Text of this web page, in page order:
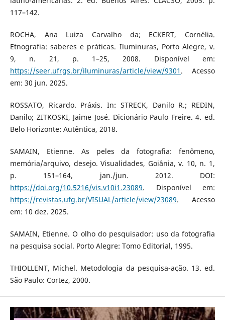
117–142.
ROCHA, Ana Luiza Carvalho da; ECKERT, Cornélia.
Etnografia: saberes e práticas. Iluminuras, Porto Alegre, v.
9, n. 21, p. 1–25, 2008. Disponível em:
https://seer.ufrgs.br/iluminuras/article/view/9301 . Acesso
em: 30 jun. 2025.
ROSSATO, Ricardo. Práxis. In: STRECK, Danilo R.; REDIN,
Danilo; ZITKOSKI, Jaime José. Dicionário Paulo Freire. 4. ed.
Belo Horizonte: Autêntica, 2018.
SAMAIN, Etienne. As peles da fotografia: fenômeno,
memória/arquivo, desejo. Visualidades, Goiânia, v. 10, n. 1,
p. 151–164, jan./jun. 2012. DOI:
https://doi.org/10.5216/vis.v10i1.23089. Disponível em:
https://revistas.ufg.br/VISUAL/article/view/23089. Acesso
em: 10 dez. 2025.
SAMAIN, Etienne. O olho do pesquisador: uso da fotografia
na pesquisa social. Porto Alegre: Tomo Editorial, 1995.
THIOLLENT, Michel. Metodologia da pesquisa-ação. 13. ed.
São Paulo: Cortez, 2000.